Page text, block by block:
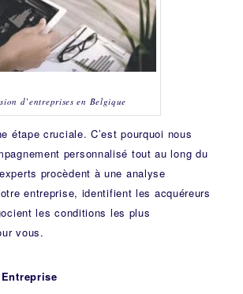
d’entreprises en Belgique
étape cruciale. C’est pourquoi nous
personnalisé tout au long du
procèdent à une analyse
entreprise, identifient les acquéreurs
les conditions les plus
vous.